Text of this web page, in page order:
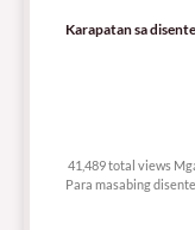
Karapatan sa
41,489 total views
Para masabing